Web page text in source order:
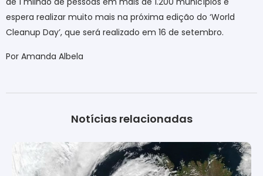
espera realizar muito mais na próxima edição do ‘World
Cleanup Day’, que será realizado em 16 de setembro.
Por Amanda Albela
Notícias relacionadas